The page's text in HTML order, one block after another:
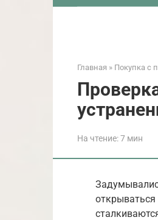
Главная » Покупка с
На чтение:7 мин
открываться